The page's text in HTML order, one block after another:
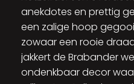
anekdotes en prettig
een zalige hoop
zowaar een rooie
jakkert de Brabander
ondenkbaar decor